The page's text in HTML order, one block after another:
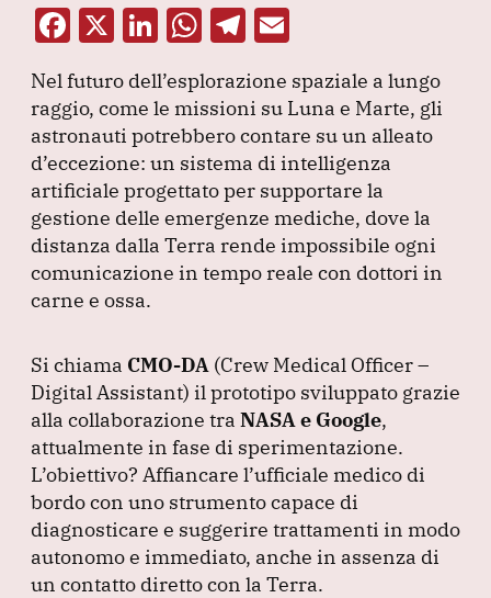
F
c
e
b
o
o
k
X Li
k
e
dI
n
W
at
s
A
p
p
T
e
gr
a
m
ai
l
Nel futuro dell’esplorazione spaziale a lungo
raggio, come le missioni su Luna e Marte, gli
astronauti potrebbero contare su un alleato
d’eccezione: un sistema di intelligenza
artificiale progettato per supportare la
gestione delle emergenze mediche, dove la
distanza dalla Terra rende impossibile ogni
comunicazione in tempo reale con dottori in
carne e ossa.
Si chiama CMO-DA (Crew Medical Officer –
Digital Assistant) il prototipo sviluppato grazie
alla collaborazione tra NASA e Google,
attualmente in fase di sperimentazione.
L’obiettivo? Affiancare l’ufficiale medico di
bordo con uno strumento capace di
diagnosticare e suggerire trattamenti in modo
autonomo e immediato, anche in assenza di
un contatto diretto con la Terra.